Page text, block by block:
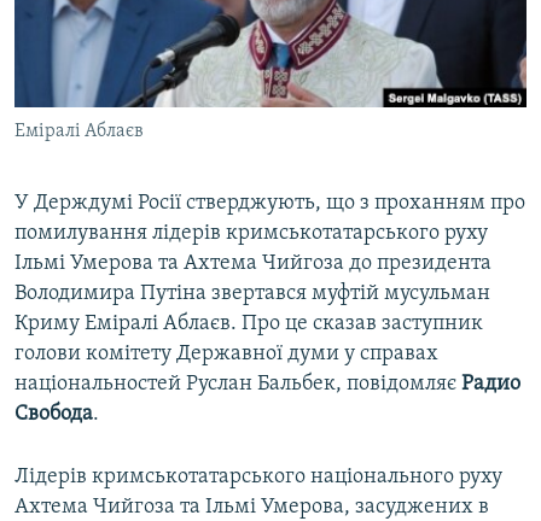
ВІДЕОУРОКИ «ELIFBE»
СВІДЧЕННЯ ОКУПАЦІЇ
УКРАЇНСЬКА ПРОБЛЕМА КРИМУ
ІНФОГРАФІКА
Русский
Qırımtatar
ДОЛУЧАЙСЯ!
Усі сайти RFE/RL
Еміралі Аблаєв
У Держдумі Росії стверджують, що з проханням про
помилування лідерів кримськотатарського руху
Ільмі Умерова та Ахтема Чийгоза до президента
Володимира Путіна звертався муфтій мусульман
Криму Еміралі Аблаєв. Про це сказав заступник
голови комітету Державної думи у справах
національностей Руслан Бальбек, повідомляє Радио
Свобода.
Лідерів кримськотатарського національного руху
Ахтема Чийгоза та Ільмі Умерова, засуджених в